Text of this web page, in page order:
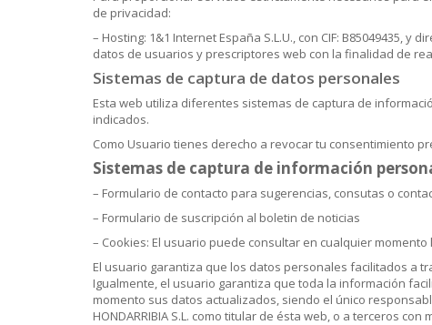
de privacidad:
– Hosting: 1&1 Internet España S.L.U., con CIF: B85049435, y
datos de usuarios y prescriptores web con la finalidad de
Sistemas de captura de datos personales
Esta web utiliza diferentes sistemas de captura de
indicados.
Como Usuario tienes derecho a revocar tu consentimiento
Sistemas de captura de información
– Formulario de contacto para sugerencias, consutas o
– Formulario de suscripción al boletin de noticias
– Cookies: El usuario puede consultar en cualquier
El usuario garantiza que los datos personales facilitados a
Igualmente, el usuario garantiza que toda la información
momento sus datos actualizados, siendo el único
HONDARRIBIA S.L. como titular de ésta web, o a terceros